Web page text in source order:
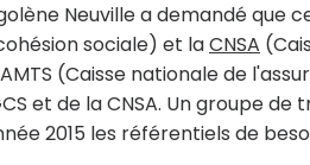
Neuville a demandé que
sociale) et laCNSA
(Caisse nationale de
et de la CNSA. Un groupe
2015 les référentiels de